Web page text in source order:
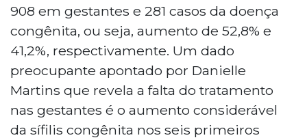
908 em gestantes e 281 casos da doença
congênita, ou seja, aumento de 52,8% e
41,2%, respectivamente. Um dado
preocupante apontado por Danielle
Martins que revela a falta do tratamento
nas gestantes é o aumento considerável
da sífilis congênita nos seis primeiros